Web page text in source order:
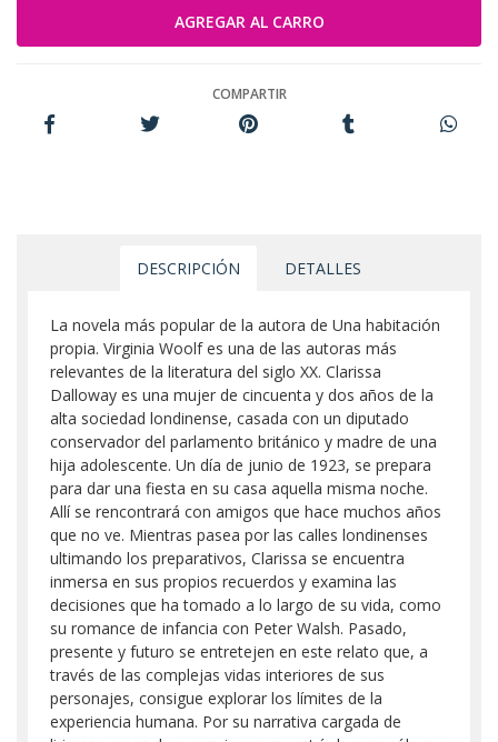
COMPARTIR
DESCRIPCIÓN DETALLES
La novela más popular de la autora de Una habitación
propia. Virginia Woolf es una de las autoras más
relevantes de la literatura del siglo XX. Clarissa
Dalloway es una mujer de cincuenta y dos años de la
alta sociedad londinense, casada con un diputado
conservador del parlamento británico y madre de una
hija adolescente. Un día de junio de 1923, se prepara
para dar una fiesta en su casa aquella misma noche.
Allí se rencontrará con amigos que hace muchos años
que no ve. Mientras pasea por las calles londinenses
ultimando los preparativos, Clarissa se encuentra
inmersa en sus propios recuerdos y examina las
decisiones que ha tomado a lo largo de su vida, como
su romance de infancia con Peter Walsh. Pasado,
presente y futuro se entretejen en este relato que, a
través de las complejas vidas interiores de sus
personajes, consigue explorar los límites de la
experiencia humana. Por su narrativa cargada de